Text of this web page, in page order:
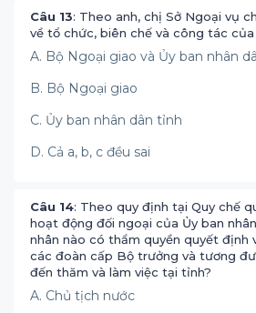
Câu 13: Theo anh, chị Sở Ngoại vụ
về tổ chức, biên chế và công tác
A. Bộ Ngoại giao và Ủy ban nhân
B. Bộ Ngoại giao
C. Ủy ban nhân dân tỉnh
D. Cả a, b, c đều sai
Câu 14: Theo quy định tại Quy chế
hoạt động đối ngoại của Ủy ban
nhân nào có thẩm quyền quyết định
các đoàn cấp Bộ trưởng và tương
đến thăm và làm việc tại tỉnh?
A. Chủ tịch nước